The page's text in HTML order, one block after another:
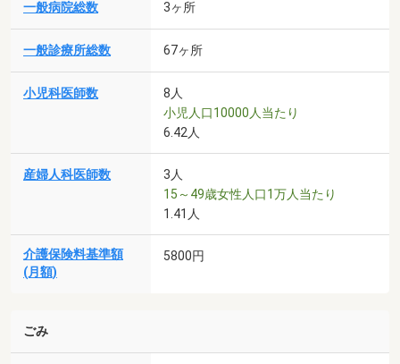
一般病院総数 3ヶ所
一般診療所総数 67ヶ所
小児科医師数
8人
小児人口10000人当たり
6.42人
産婦人科医師数
3人
15～49歳女性人口1万人当たり
1.41人
介護保険料基準額
(月額)
5800円
ごみ